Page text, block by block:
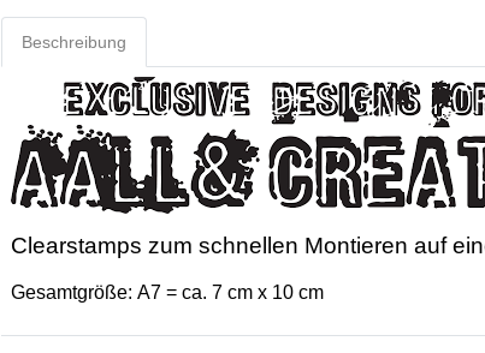
Beschreibung
Clearstamps zum schnellen Montieren auf
Gesamtgröße: A7 = ca. 7 cm x 10 cm